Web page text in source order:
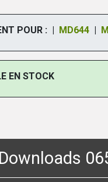
POUR : | MD644 |
EN STOCK